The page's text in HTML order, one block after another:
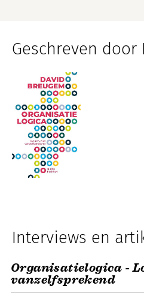
Geschreven door
Interviews en
Organisatielogica -
vanzelfsprekend